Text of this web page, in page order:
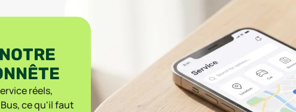
réels,
ce qu'il faut